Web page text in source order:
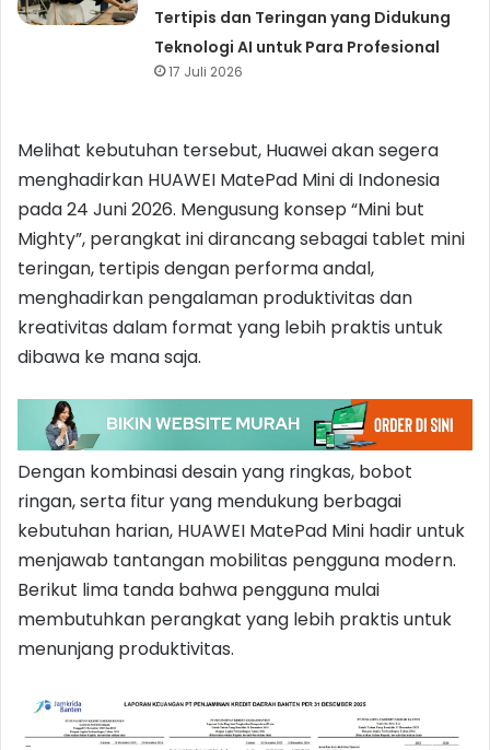
Tertipis dan Teringan yang Didukung
Teknologi AI untuk Para Profesional
17 Juli 2026
Melihat kebutuhan tersebut, Huawei akan segera
menghadirkan HUAWEI MatePad Mini di Indonesia
pada 24 Juni 2026. Mengusung konsep “Mini but
Mighty”, perangkat ini dirancang sebagai tablet mini
teringan, tertipis dengan performa andal,
menghadirkan pengalaman produktivitas dan
kreativitas dalam format yang lebih praktis untuk
dibawa ke mana saja.
Dengan kombinasi desain yang ringkas, bobot
ringan, serta fitur yang mendukung berbagai
kebutuhan harian, HUAWEI MatePad Mini hadir untuk
menjawab tantangan mobilitas pengguna modern.
Berikut lima tanda bahwa pengguna mulai
membutuhkan perangkat yang lebih praktis untuk
menunjang produktivitas.